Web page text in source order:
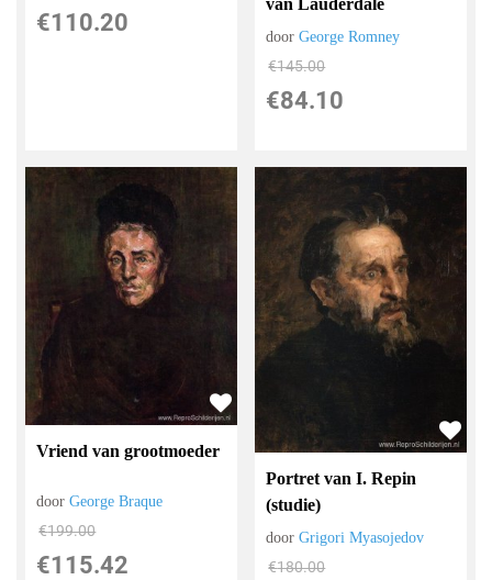
€110.20 doorGeorge Romney
€145.00
€84.10
Vriend van grootmoeder
doorGeorge Braque
€199.00
€115.42
Portret van I. Repin
(studie)
doorGrigori Myasojedov
€180.00